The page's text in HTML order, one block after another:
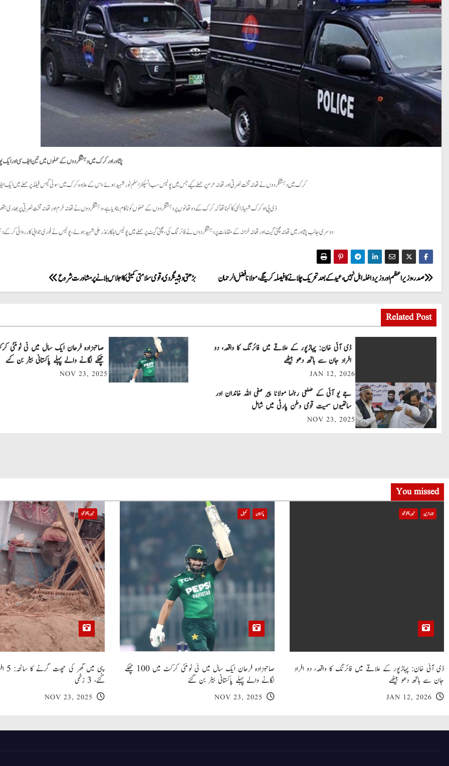
پشاور اور کرک میں دہشتگردوں کے حملوں میں تین ایف سی اور ایک
کرک میں دہشتگردوں نے تھانہ تخت نصرتی اور تھانہ حرم پر حملے کیے جس میں پولیس سب انسپکٹر اسلم نور شہید ہوئے، اس کے علاوہ کرک میں سوئی گیس فیلڈ پر حملے میں ایک ایف
ڈی پی او کرک شہباز الہیٰ کا کہنا تھا کہ کرک کے دو تھانوں پر دہشتگردوں کے حملوں کو ناکام بنا دیا ہے، دہشتگردوں نے تھانہ خرم اور تھانہ تخت نصرتی پر بھاری
دوسری جانب پشاور میں تھانہ مچنی گیٹ اور تھانہ خزانہ کے مقامات پر دہشتگردوں نے فائرنگ کی، مچنی گیٹ پر حملے میں پولیس اہلکار نذر علی شہید ہوئے، پولیس نے فوری جوابی کارروائی کر کے
P
o
s
a
v
i
t
i
بڑھتی دہشتگردی ، قومی سلامتی کمیٹی کا اجلاس بلانے پر مشاورت شروع صدر ، وزیراعظم اور وزیر داخلہ اہل نہیں ، عید کے بعد تحریک چلانے کا فیصلہ کرینگے ، مولانا فضل الرحمان
Related Post
ڈی آئی خان: پہاڑپور کے علاقے میں فائرنگ کا واقعہ، دو
افراد جان سے ہاتھ دھو بیٹھے
JAN 12, 2026
چھکے لگانے والے پہلے پاکستانی بیٹر بن گئے
NOV 23, 2025
جے یو آئی کے ضلعی رہنما مولانا پیر صفی اللہ خاندان اور
ساتھیوں سمیت قومی وطن پارٹی میں شامل
NOV 23, 2025
You missed
تازہ ترین خیبر پختونخوا
ڈی آئی خان: پہاڑپور کے علاقے میں فائرنگ کا واقعہ، دو افراد
جان سے ہاتھ دھو بیٹھے
JAN 12, 2026
پاکستان کھیل
صاحبزادہ فرحان ایک سال میں ٹی ٹوئنٹی کرکٹ میں 100 چھکے
لگانے والے پہلے پاکستانی بیٹر بن گئے
NOV 23, 2025
خیبر پختونخوا
گئے، 3 زخمی
NOV 23, 2025